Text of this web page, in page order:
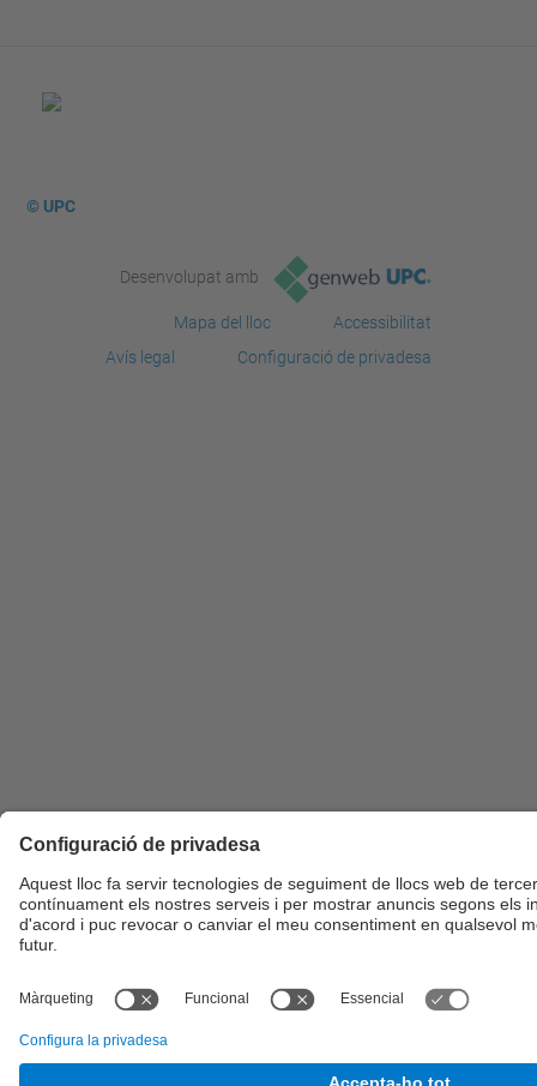
© UPC
Desenvolupat amb
Mapa del lloc
Accessibilitat
Avís legal
Configuració de privadesa